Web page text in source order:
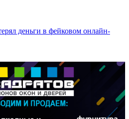
деньги в фейковом онлайн-